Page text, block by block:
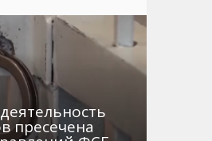
– Аэропорт
отливов
пресечена